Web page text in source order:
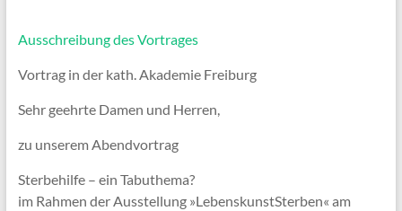
Ausschreibung des Vortrages
Vortrag in der kath. Akademie Freiburg
Sehr geehrte Damen und Herren,
zu unserem Abendvortrag
Sterbehilfe – ein Tabuthema?
im Rahmen der Ausstellung »LebenskunstSterben« am